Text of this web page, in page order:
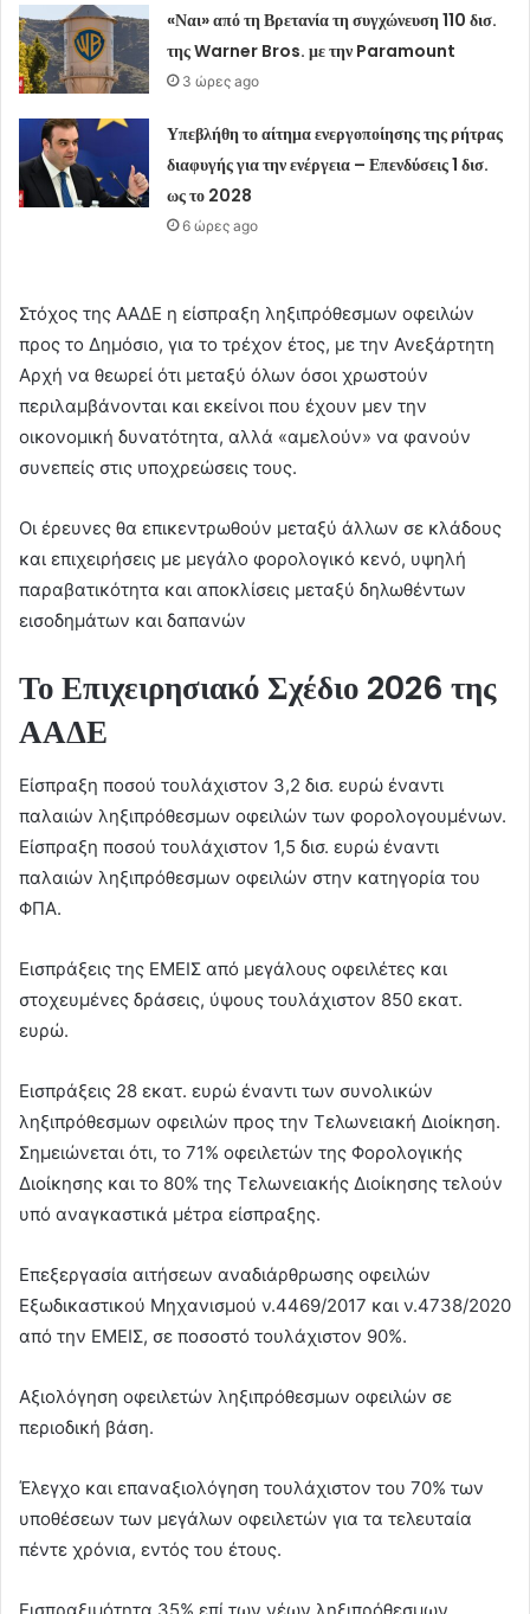
«Ναι» από τη Βρετανία τη συγχώνευση 110 δισ.
της Warner Bros. με την Paramount
3 ώρες ago
Υπεβλήθη το αίτημα ενεργοποίησης της ρήτρας
διαφυγής για την ενέργεια – Επενδύσεις 1 δισ.
ως το 2028
6 ώρες ago
Στόχος της ΑΑΔΕ η είσπραξη ληξιπρόθεσμων οφειλών
προς το Δημόσιο, για το τρέχον έτος, με την Ανεξάρτητη
Αρχή να θεωρεί ότι μεταξύ όλων όσοι χρωστούν
περιλαμβάνονται και εκείνοι που έχουν μεν την
οικονομική δυνατότητα, αλλά «αμελούν» να φανούν
συνεπείς στις υποχρεώσεις τους.
Οι έρευνες θα επικεντρωθούν μεταξύ άλλων σε κλάδους
και επιχειρήσεις με μεγάλο φορολογικό κενό, υψηλή
παραβατικότητα και αποκλίσεις μεταξύ δηλωθέντων
εισοδημάτων και δαπανών
Το Επιχειρησιακό Σχέδιο 2026 της
ΑΑΔΕ
Είσπραξη ποσού τουλάχιστον 3,2 δισ. ευρώ έναντι
παλαιών ληξιπρόθεσμων οφειλών των φορολογουμένων.
Είσπραξη ποσού τουλάχιστον 1,5 δισ. ευρώ έναντι
παλαιών ληξιπρόθεσμων οφειλών στην κατηγορία του
ΦΠΑ.
Εισπράξεις της ΕΜΕΙΣ από μεγάλους οφειλέτες και
στοχευμένες δράσεις, ύψους τουλάχιστον 850 εκατ.
ευρώ.
Εισπράξεις 28 εκατ. ευρώ έναντι των συνολικών
ληξιπρόθεσμων οφειλών προς την Τελωνειακή Διοίκηση.
Σημειώνεται ότι, το 71% οφειλετών της Φορολογικής
Διοίκησης και το 80% της Τελωνειακής Διοίκησης τελούν
υπό αναγκαστικά μέτρα είσπραξης.
Επεξεργασία αιτήσεων αναδιάρθρωσης οφειλών
Εξωδικαστικού Μηχανισμού ν.4469/2017 και ν.4738/2020
από την ΕΜΕΙΣ, σε ποσοστό τουλάχιστον 90%.
Αξιολόγηση οφειλετών ληξιπρόθεσμων οφειλών σε
περιοδική βάση.
Έλεγχο και επαναξιολόγηση τουλάχιστον του 70% των
υποθέσεων των μεγάλων οφειλετών για τα τελευταία
πέντε χρόνια, εντός του έτους.